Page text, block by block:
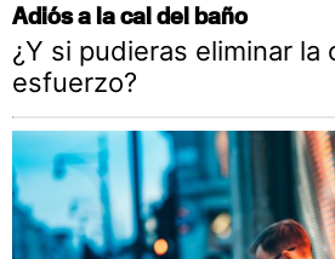
Adiós a la cal del baño
¿Y si pudieras eliminar la
esfuerzo?